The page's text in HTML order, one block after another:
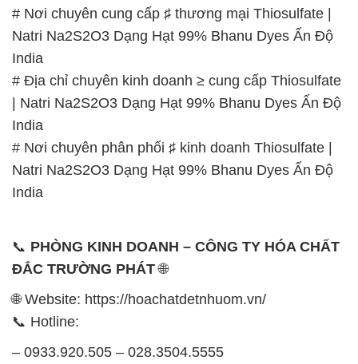
# Nơi chuyên cung cấp ♯ thương mại Thiosulfate |
Natri Na2S2O3 Dạng Hạt 99% Bhanu Dyes Ấn Độ
India
# Địa chỉ chuyên kinh doanh ≥ cung cấp Thiosulfate
| Natri Na2S2O3 Dạng Hạt 99% Bhanu Dyes Ấn Độ
India
# Nơi chuyên phân phối ♯ kinh doanh Thiosulfate |
Natri Na2S2O3 Dạng Hạt 99% Bhanu Dyes Ấn Độ
India
📞 PHÒNG KINH DOANH – CÔNG TY HÓA CHẤT
ĐẮC TRƯỜNG PHÁT🌐
🌐 Website: https://hoachatdetnhuom.vn/
📞 Hotline:
– 0933.920.505 – 028.3504.5555